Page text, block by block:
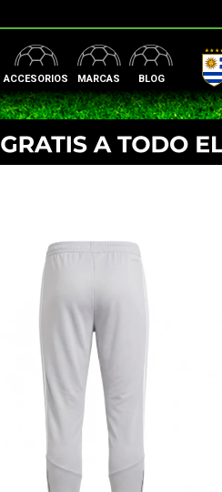
ACCESORIOS MARCAS BLOG
AUF